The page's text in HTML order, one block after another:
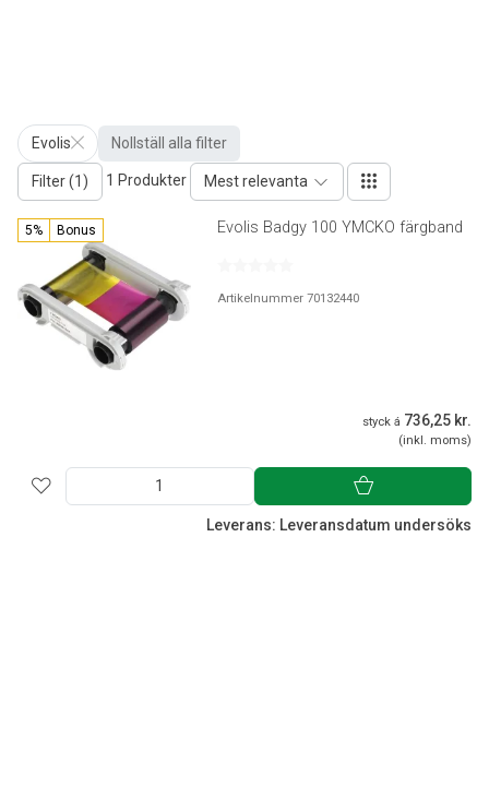
Evolis Nollställ alla filter
Filter (1) 1 Produkter Mest relevanta
5% Bonus Evolis Badgy 100 YMCKO färgband
Artikelnummer 70132440
styck á 736,25 kr.
(inkl. moms)
Leverans: Leveransdatum undersöks